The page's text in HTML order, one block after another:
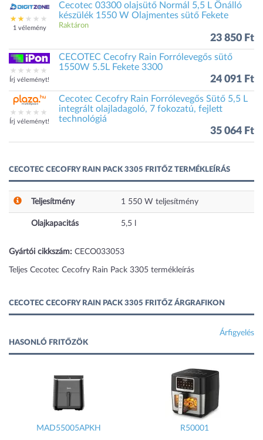
1 vélemény
Cecotec 03300 olajsütő Normál 5,5 L Önálló
készülék 1550 W Olajmentes sütő Fekete
Raktáron
23 850 Ft
Írj véleményt!
CECOTEC Cecofry Rain Forrólevegős sütő
1550W 5.5L Fekete 3300
24 091 Ft
Írj véleményt!
Cecotec Cecofry Rain Forrólevegős Sütő 5,5 L
integrált olajladagoló, 7 fokozatú, fejlett
technológiá
35 064 Ft
CECOTEC CECOFRY RAIN PACK 3305 FRITŐZ TERMÉKLEÍRÁS
Teljesítmény 1 550 W teljesítmény
Olajkapacitás 5,5
Gyártói cikkszám: CECO033053
Teljes Cecotec Cecofry Rain Pack 3305 termékleírás
CECOTEC CECOFRY RAIN PACK 3305 FRITŐZ ÁRGRAFIKON
Árfigyelés
HASONLÓ FRITŐZÖK
MAD55005APKH R50001